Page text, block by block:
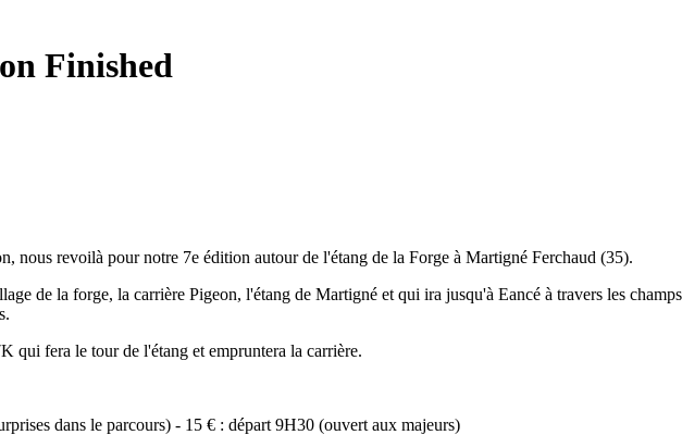
Finished
nous revoilà pour notre 7e édition autour de l'étang de la Forge à Martigné Ferchaud (35).
la forge, la carrière Pigeon, l'étang de Martigné et qui ira jusqu'à Eancé à travers les
qui fera le tour de l'étang et empruntera la carrière.
dans le parcours) - 15 € : départ 9H30 (ouvert aux majeurs)